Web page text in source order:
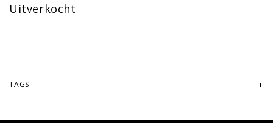
Uitverkocht
TAGS